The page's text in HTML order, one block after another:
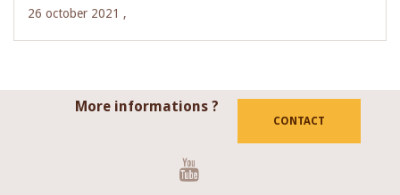
26 october 2021 ,
More informations ?
CONTACT